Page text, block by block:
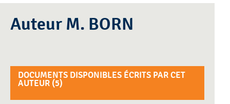
Auteur M. BORN
DOCUMENTS DISPONIBLES ÉCRITS PAR CET
AUTEUR (5)